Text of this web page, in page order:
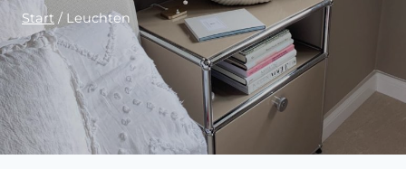
Start / Leuchten